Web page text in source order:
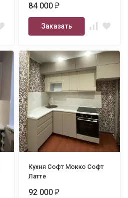
84 000₽
Заказать
Кухня Софт Мокко Софт
Латте
92 000₽